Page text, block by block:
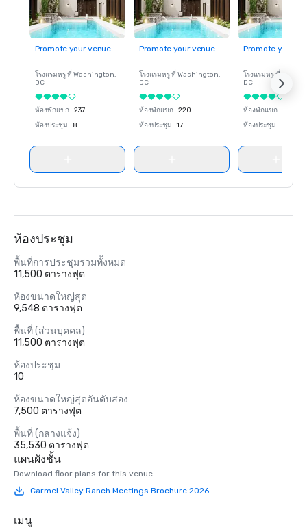
Promote your venue
โรงแรมหรู ที่ Washington,
DC
ห้องพักแขก: 237
ห้องประชุม: 8
Promote your venue
โรงแรมหรู ที่ Washington,
DC
ห้องพักแขก: 220
ห้องประชุม: 17
Promote your
โรงแรมหรู ที่
DC
ห้องพักแขก:
ห้องประชุม:
ห้องประชุม
พื้นที่การประชุมรวมทั้งหมด
11,500 ตารางฟุต
ห้องขนาดใหญ่สุด
9,548 ตารางฟุต
พื้นที่ (ส่วนบุคคล)
11,500 ตารางฟุต
ห้องประชุม
10
ห้องขนาดใหญ่สุดอันดับสอง
7,500 ตารางฟุต
พื้นที่ (กลางแจ้ง)
35,530 ตารางฟุต
แผนผังชั้น
Download floor plans for this venue.
Carmel Valley Ranch Meetings Brochure 2026
เมนู